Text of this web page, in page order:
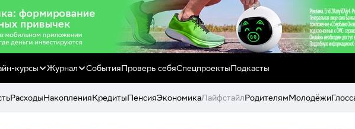
курсы Журнал СобытияПроверь себяСпецпроектыПодкасты
РасходыНакопленияКредитыПенсияЭкономикаЛайфстайлРодителямМолодёжи